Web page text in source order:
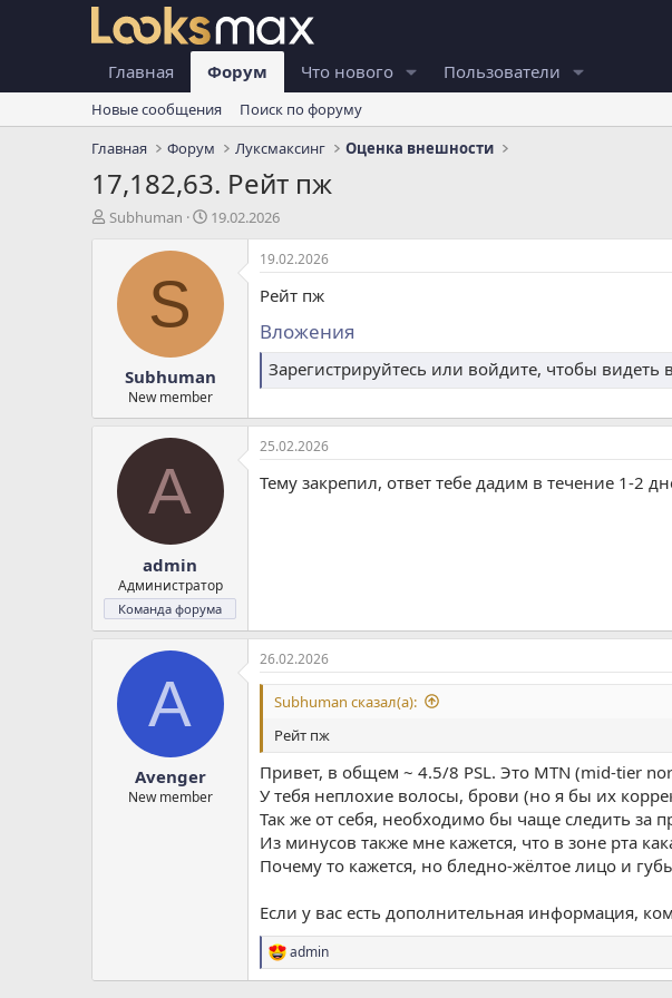
Главная Форум Что нового Пользователи
Новые сообщения
Поиск по форуму
Главная
Форум Луксмаксинг Оценка внешности
17,182,63. Рейт пж
А
Subhuman
Д
а
ч
л
а
19.02.2026
S
Subhuman
New member
19.02.2026
Рейт пж
Вложения
Зарегистрируйтесь или войдите, чтобы видеть
A
admin
Администратор
Команда форума
25.02.2026
Тему закрепил, ответ тебе дадим в течение 1-2
A
Avenger
New member
26.02.2026
Subhuman сказал(а):
Рейт пж
Привет, в общем ~ 4.5/8 PSL. Это MTN (mid-tier
У тебя неплохие волосы, брови (но я бы их
Так же от себя, необходимо бы чаще следить за
Из минусов также мне кажется, что в зоне рта
Почему то кажется, но бледно-жёлтое лицо и
Если у вас есть дополнительная информация,
Р
е
admin